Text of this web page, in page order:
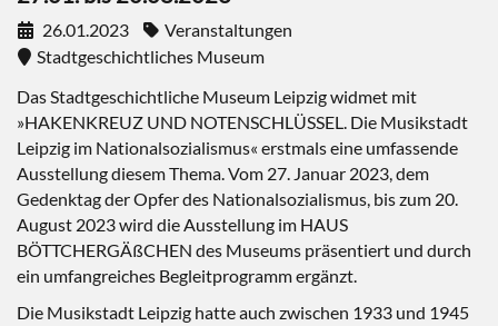
26.01.2023
Veranstaltungen
Stadtgeschichtliches Museum
Das Stadtgeschichtliche Museum Leipzig widmet mit
»HAKENKREUZ UND NOTENSCHLÜSSEL. Die Musikstadt
Leipzig im Nationalsozialismus« erstmals eine umfassende
Ausstellung diesem Thema. Vom 27. Januar 2023, dem
Gedenktag der Opfer des Nationalsozialismus, bis zum 20.
August 2023 wird die Ausstellung im HAUS
BÖTTCHERGÄßCHEN des Museums präsentiert und durch
ein umfangreiches Begleitprogramm ergänzt.
Die Musikstadt Leipzig hatte auch zwischen 1933 und 1945